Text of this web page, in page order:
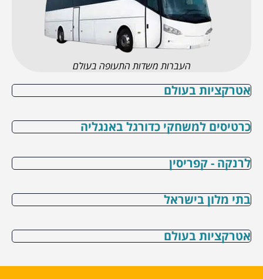
העברות משדות התעופה בעולם
אטרקציות בעולם
כרטיסים למשחקי כדורגל באנגליה
לרנקה - קפריסין
בתי מלון בישראל
אטרקציות בעולם